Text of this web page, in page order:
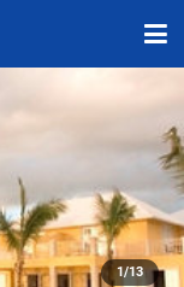
1/13